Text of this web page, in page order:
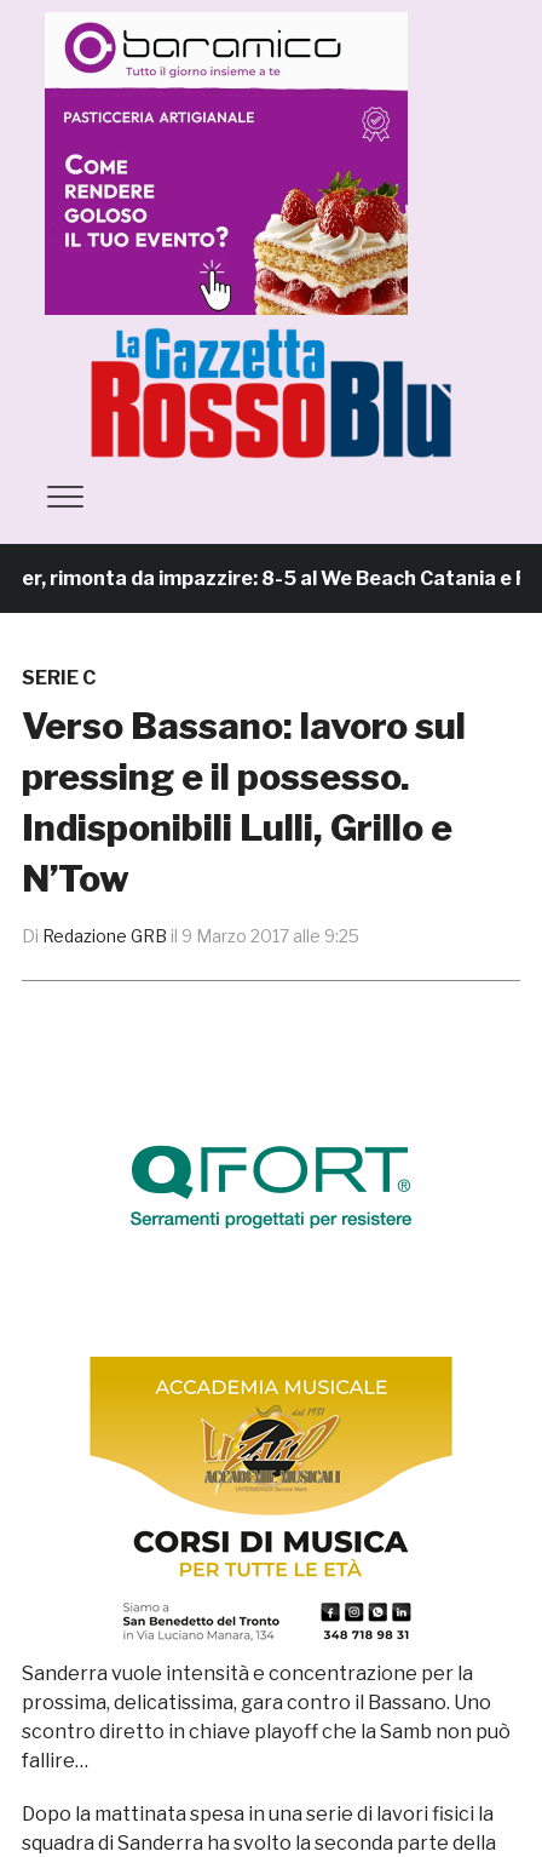
rimonta da impazzire: 8-5 al We Beach Catania e
SERIE C
Verso Bassano: lavoro sul
pressing e il possesso.
Indisponibili Lulli, Grillo e
N’Tow
Di Redazione GRB il 9 Marzo 2017 alle 9:25
Sanderra vuole intensità e concentrazione per la
prossima, delicatissima, gara contro il Bassano. Uno
scontro diretto in chiave playoff che la Samb non può
fallire…
Dopo la mattinata spesa in una serie di lavori fisici la
squadra di Sanderra ha svolto la seconda parte della